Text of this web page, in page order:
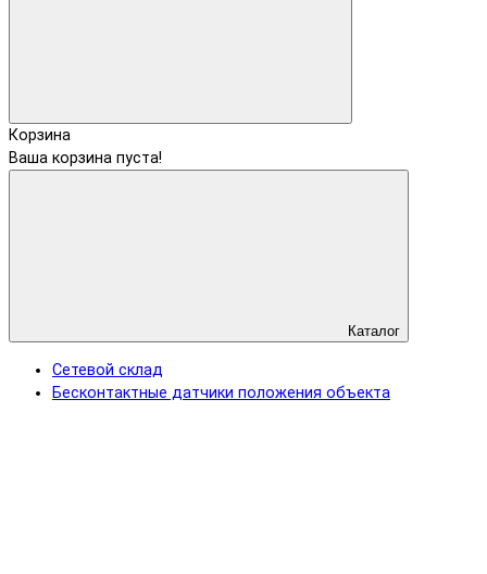
Корзина
Ваша корзина пуста!
Каталог
Сетевой склад
Бесконтактные датчики положения объекта